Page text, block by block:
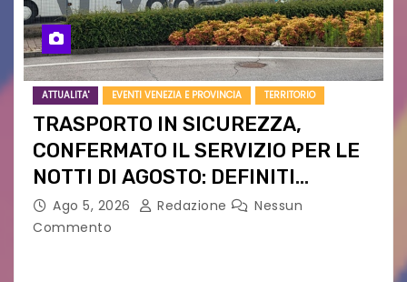
ATTUALITA' EVENTI VENEZIA E PROVINCIA TERRITORIO
TRASPORTO IN SICUREZZA,
CONFERMATO IL SERVIZIO PER LE
NOTTI DI AGOSTO: DEFINITI
PERCORSI, FERMATE E ORARIO
Ago 5, 2026 Redazione
Nessun
Commento